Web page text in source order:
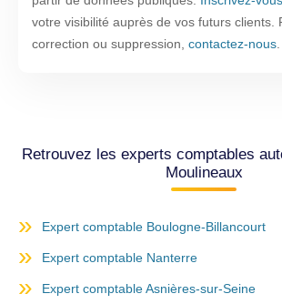
votre visibilité auprès de vos futurs clients.
correction ou suppression, contactez-nous
Retrouvez les experts comptables
Moulineaux
Expert comptable Boulogne-Billancourt
Expert comptable Nanterre
Expert comptable Asnières-sur-Seine